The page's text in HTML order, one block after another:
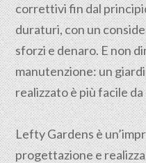
correttivi fin dal
duraturi, con un
sforzi e denaro. E non
manutenzione: un
realizzato è più facile
Lefty Gardens è
progettazionee